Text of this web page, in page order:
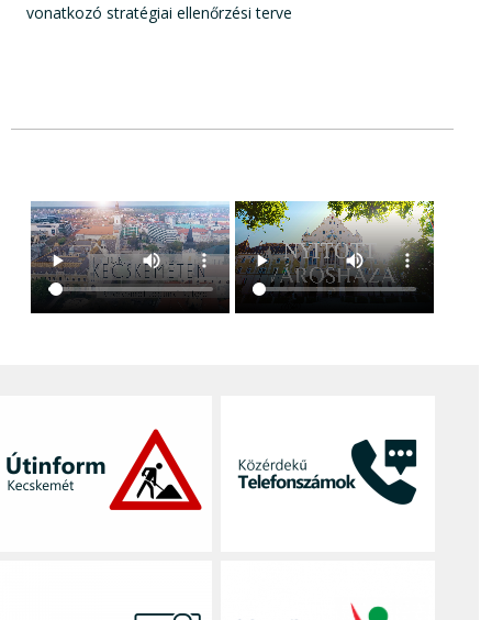
vonatkozó stratégiai ellenőrzési terve